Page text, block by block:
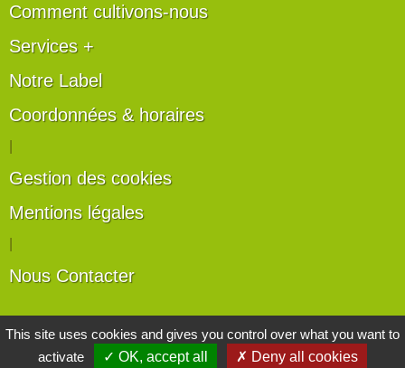
Comment cultivons-nous
Services +
Notre Label
Coordonnées & horaires
Gestion des cookies
Mentions légales
Nous Contacter
Les artisans du végétal
Horticulteurs et pépinièristes de France
This site uses cookies and gives you control over what you want to
activate
✓ OK, accept all ✗ Deny all cookies